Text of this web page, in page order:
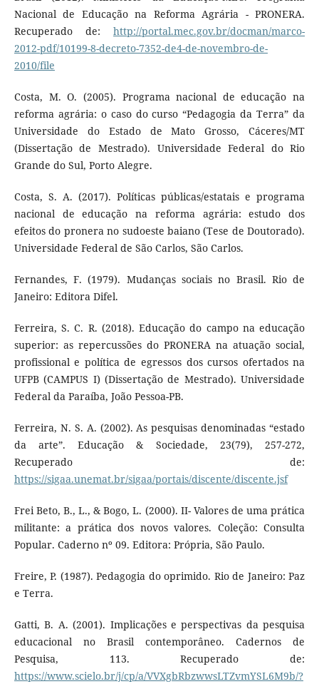
Nacional de Educação na Reforma Agrária - PRONERA.
Recuperado de:http://portal.mec.gov.br/docman/marco-
2012-pdf/10199-8-decreto-7352-de4-de-novembro-de-
2010/file
Costa, M. O. (2005). Programa nacional de educação na
reforma agrária: o caso do curso “Pedagogia da Terra” da
Universidade do Estado de Mato Grosso, Cáceres/MT
(Dissertação de Mestrado). Universidade Federal do Rio
Grande do Sul, Porto Alegre.
Costa, S. A. (2017). Políticas públicas/estatais e programa
nacional de educação na reforma agrária: estudo dos
efeitos do pronera no sudoeste baiano (Tese de Doutorado).
Universidade Federal de São Carlos, São Carlos.
Fernandes, F. (1979). Mudanças sociais no Brasil. Rio de
Janeiro: Editora Difel.
Ferreira, S. C. R. (2018). Educação do campo na educação
superior: as repercussões do PRONERA na atuação social,
profissional e política de egressos dos cursos ofertados na
UFPB (CAMPUS I) (Dissertação de Mestrado). Universidade
Federal da Paraíba, João Pessoa-PB.
Ferreira, N. S. A. (2002). As pesquisas denominadas “estado
da arte”. Educação & Sociedade, 23(79), 257-272,
Recuperado de:
https://sigaa.unemat.br/sigaa/portais/discente/discente.jsf
Frei Beto, B., L., & Bogo, L. (2000). II- Valores de uma prática
militante: a prática dos novos valores. Coleção: Consulta
Popular. Caderno nº 09. Editora: Própria, São Paulo.
Freire, P. (1987). Pedagogia do oprimido. Rio de Janeiro: Paz
e Terra.
Gatti, B. A. (2001). Implicações e perspectivas da pesquisa
educacional no Brasil contemporâneo. Cadernos de
Pesquisa, 113. Recuperado de:
https://www.scielo.br/j/cp/a/VVXgbRbzwwsLTZvmYSL6M9b/?